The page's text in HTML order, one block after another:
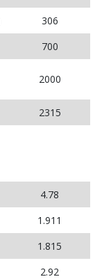
306
700
2000
2315
4.78
1.911
1.815
2.92